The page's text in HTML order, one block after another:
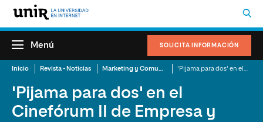
SOLICITA INFORMACIÓN
Menú
Inicio Revista - Noticias Marketing y Comunicación
'Pijama para dos' en el
Cinefórum II de Empresa y